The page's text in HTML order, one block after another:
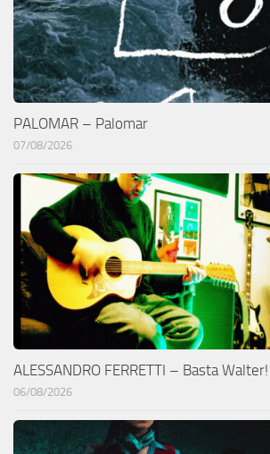
PALOMAR – Palomar
07/08/2026
ALESSANDRO FERRETTI – Basta Walter!
06/08/2026